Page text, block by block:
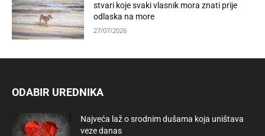
stvari koje svaki vlasnik mora znati prije
odlaska na more
27/07/2026
ODABIR UREDNIKA
Najveća laž o srodnim dušama koja uništava
veze danas